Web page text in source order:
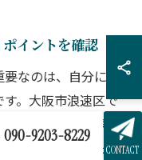
イントを確認
なのは、自分に合
。大阪市浪速区で
、レッスンの雰囲
を確認しましょ
090-9203-8229
CONTACT